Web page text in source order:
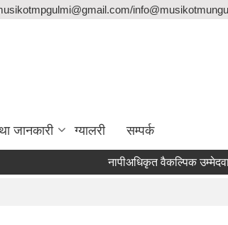
जानकारी ग्यालरी सम्पर्क
नापीअधिकृत वैकल्पिक